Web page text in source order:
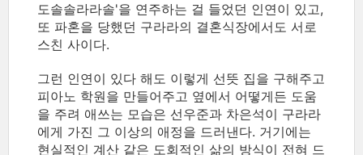
도솔솔라라솔'을 연주하는 걸 들었던 인연이 있고,
또 파혼을 당했던 구라라의 결혼식장에서도 서로
스친 사이다.
그런 인연이 있다 해도 이렇게 선뜻 집을 구해주고
피아노 학원을 만들어주고 옆에서 어떻게든 도움
을 주려 애쓰는 모습은 선우준과 차은석이 구라라
에게 가진 그 이상의 애정을 드러낸다. 거기에는
현실적인 계산 같은 도회적인 삶의 방식이 전혀 드